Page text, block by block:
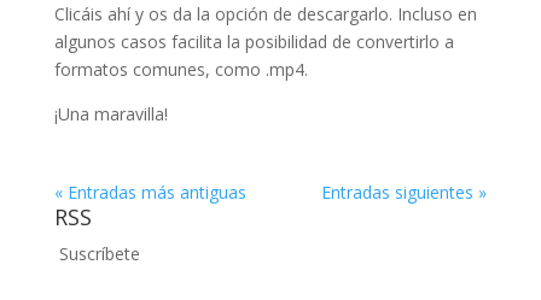
Clicáis ahí y os da la opción de descargarlo. Incluso en
algunos casos facilita la posibilidad de convertirlo a
formatos comunes, como .mp4.
¡Una maravilla!
« Entradas más antiguas Entradas siguientes »
RSS
Suscríbete